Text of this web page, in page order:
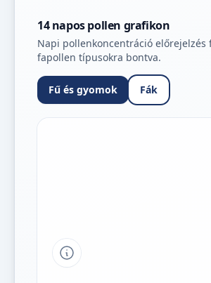
14 napos pollen grafikon
Napi pollenkoncentráció előrejelzés
fapollen típusokra bontva.
Fű és gyomok Fák
Tipp a grafikon